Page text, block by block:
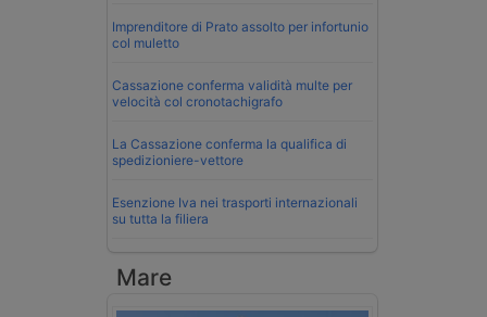
Imprenditore di Prato assolto per infortunio
col muletto
Cassazione conferma validità multe per
velocità col cronotachigrafo
La Cassazione conferma la qualifica di
spedizioniere-vettore
Esenzione Iva nei trasporti internazionali
su tutta la filiera
Mare